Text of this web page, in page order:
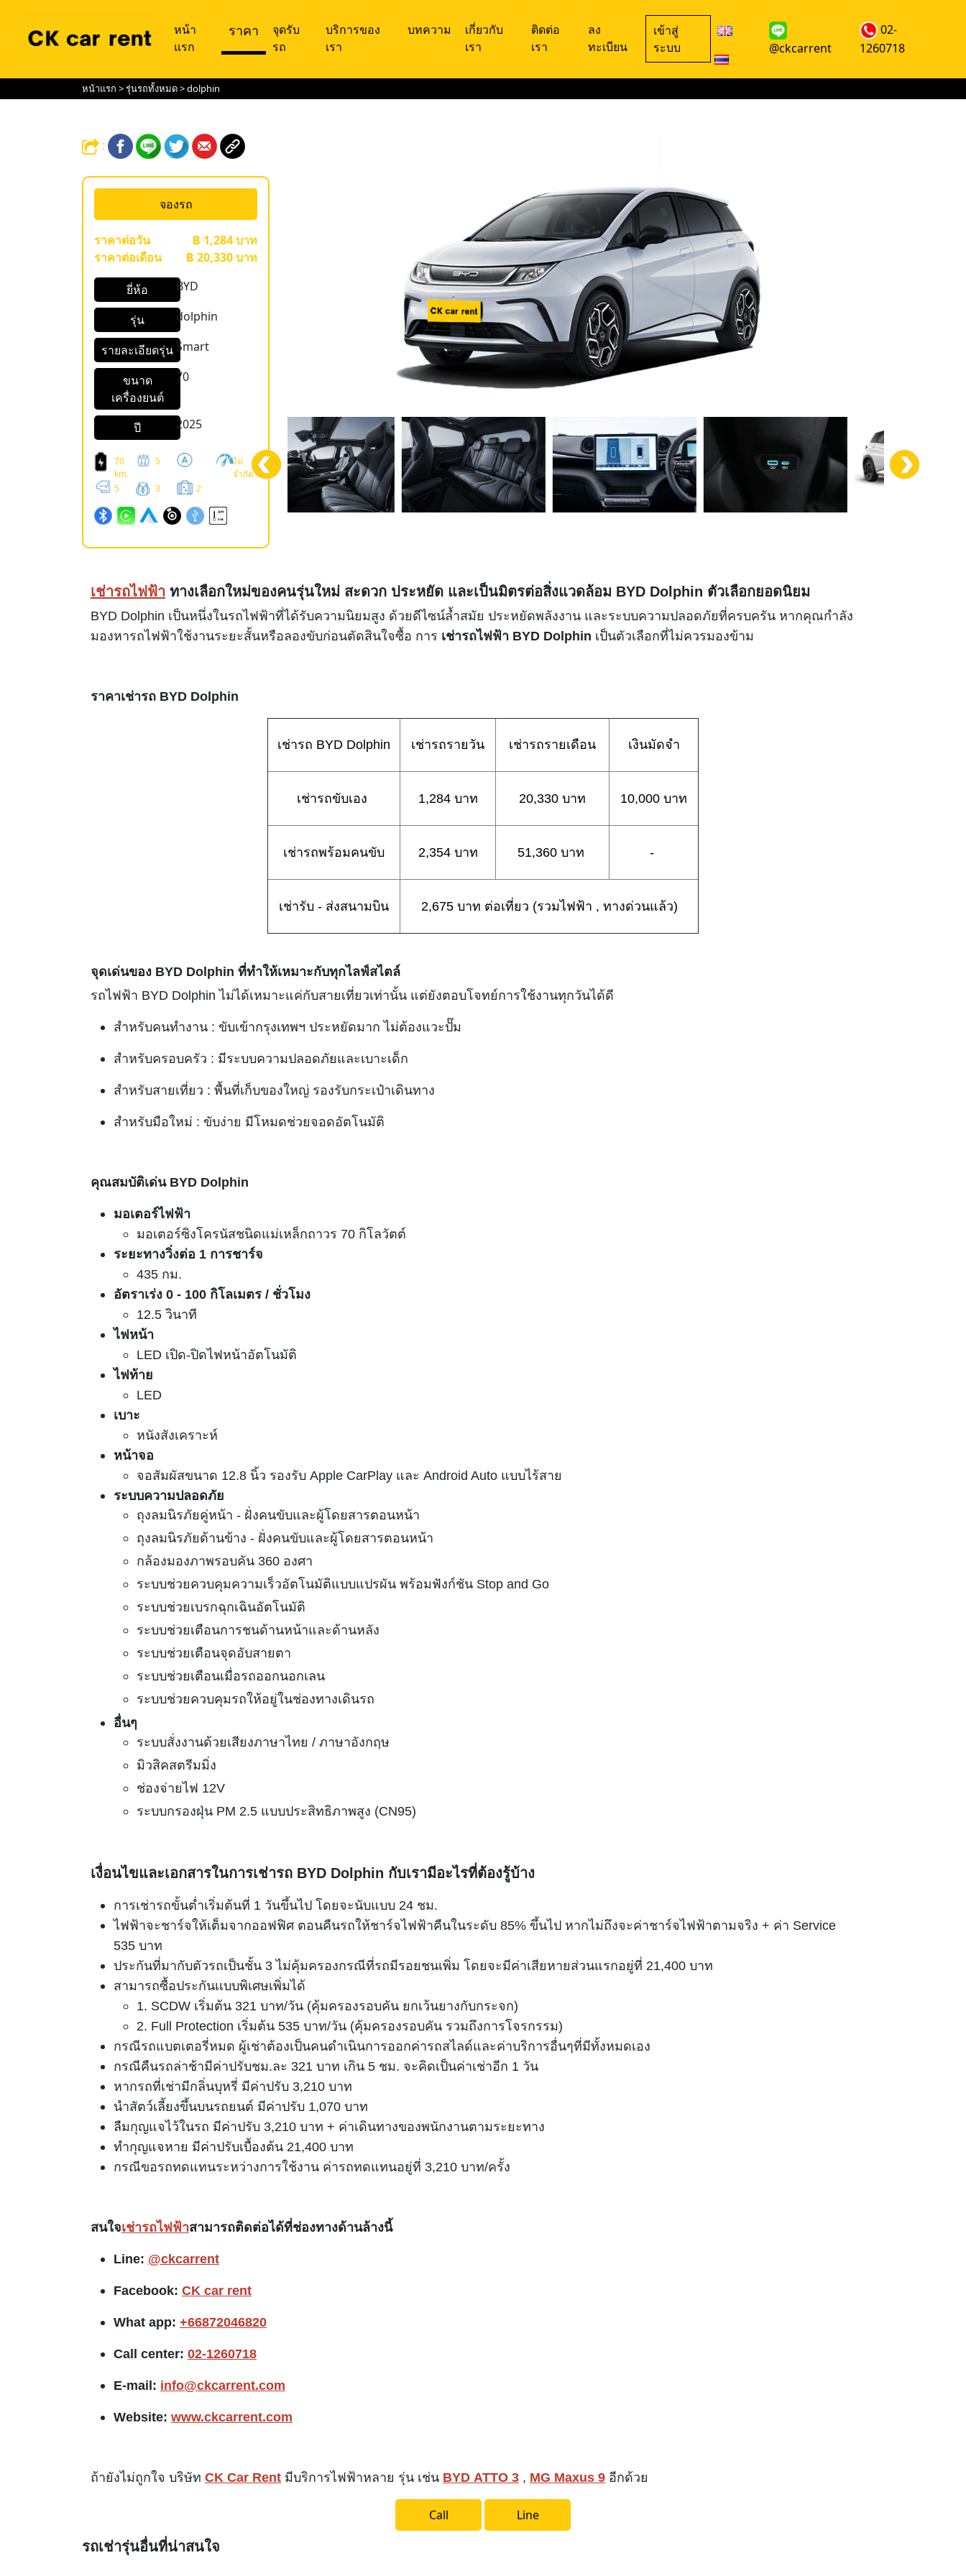
หน้า
แรก
ราคา
จุดรับ
รถ
บริการของ
เรา
บทความ
เกี่ยวกับ
เรา
ติดต่อ
เรา
ลง
ทะเบียน
เข้าสู่
ระบบ
@ckcarrent
02-
1260718
หน้าแรก >รุ่นรถทั้งหมด> dolphin
:
จองรถ
ราคาต่อวัน
฿ 1,284 บาท
ราคาต่อเดือน
฿ 20,330 บาท
ยี่ห้อ BYD
รุ่น dolphin
รายละเอียดรุ่น Smart
ขนาด
เครื่องยนต์
70
ปี 2025
70
km.
5
ไม่
จำกัด
5
3 2
เช่ารถไฟฟ้า ทางเลือกใหม่ของคนรุ่นใหม่ สะดวก ประหยัด และเป็นมิตรต่อสิ่งแวดล้อม BYD Dolphin ตัวเลือกยอดนิยม
BYD Dolphin เป็นหนึ่งในรถไฟฟ้าที่ได้รับความนิยมสูง ด้วยดีไซน์ล้ำสมัย ประหยัดพลังงาน และระบบความปลอดภัยที่ครบครัน หากคุณกำลัง
มองหารถไฟฟ้าใช้งานระยะสั้นหรือลองขับก่อนตัดสินใจซื้อ การ เช่ารถไฟฟ้า BYD Dolphin เป็นตัวเลือกที่ไม่ควรมองข้าม
ราคาเช่ารถ BYD Dolphin
เช่ารถ BYD Dolphin เช่ารถรายวัน เช่ารถรายเดือน เงินมัดจำ
เช่ารถขับเอง 1,284 บาท 20,330 บาท 10,000 บาท
เช่ารถพร้อมคนขับ 2,354 บาท 51,360 บาท -
เช่ารับ - ส่งสนามบิน 2,675 บาท ต่อเที่ยว (รวมไฟฟ้า , ทางด่วนแล้ว)
จุดเด่นของ BYD Dolphin ที่ทำให้เหมาะกับทุกไลฟ์สไตล์
รถไฟฟ้า BYD Dolphin ไม่ได้เหมาะแค่กับสายเที่ยวเท่านั้น แต่ยังตอบโจทย์การใช้งานทุกวันได้ดี
สำหรับคนทำงาน : ขับเข้ากรุงเทพฯ ประหยัดมาก ไม่ต้องแวะปั๊ม
สำหรับครอบครัว : มีระบบความปลอดภัยและเบาะเด็ก
สำหรับสายเที่ยว : พื้นที่เก็บของใหญ่ รองรับกระเป๋าเดินทาง
สำหรับมือใหม่ : ขับง่าย มีโหมดช่วยจอดอัตโนมัติ
คุณสมบัติเด่น BYD Dolphin
มอเตอร์ไฟฟ้า
มอเตอร์ซิงโครนัสชนิดแม่เหล็กถาวร 70 กิโลวัตต์
ระยะทางวิ่งต่อ 1 การชาร์จ
435 กม.
อัตราเร่ง 0 - 100 กิโลเมตร / ชั่วโมง
12.5 วินาที
ไฟหน้า
LED เปิด-ปิดไฟหน้าอัตโนมัติ
ไฟท้าย
LED
เบาะ
หนังสังเคราะห์
หน้าจอ
จอสัมผัสขนาด 12.8 นิ้ว รองรับ Apple CarPlay และ Android Auto แบบไร้สาย
ระบบความปลอดภัย
ถุงลมนิรภัยคู่หน้า - ฝั่งคนขับและผู้โดยสารตอนหน้า
ถุงลมนิรภัยด้านข้าง - ฝั่งคนขับและผู้โดยสารตอนหน้า
กล้องมองภาพรอบคัน 360 องศา
ระบบช่วยควบคุมความเร็วอัตโนมัติแบบแปรผัน พร้อมฟังก์ชัน Stop and Go
ระบบช่วยเบรกฉุกเฉินอัตโนมัติ
ระบบช่วยเตือนการชนด้านหน้าและด้านหลัง
ระบบช่วยเตือนจุดอับสายตา
ระบบช่วยเตือนเมื่อรถออกนอกเลน
ระบบช่วยควบคุมรถให้อยู่ในช่องทางเดินรถ
อื่นๆ
ระบบสั่งงานด้วยเสียงภาษาไทย / ภาษาอังกฤษ
มิวสิคสตรีมมิ่ง
ช่องจ่ายไฟ 12V
ระบบกรองฝุ่น PM 2.5 แบบประสิทธิภาพสูง (CN95)
เงื่อนไขและเอกสารในการเช่ารถ BYD Dolphin กับเรามีอะไรที่ต้องรู้บ้าง
การเช่ารถขั้นต่ำเริ่มต้นที่ 1 วันขึ้นไป โดยจะนับแบบ 24 ชม.
ไฟฟ้าจะชาร์จให้เต็มจากออฟฟิศ ตอนคืนรถให้ชาร์จไฟฟ้าคืนในระดับ 85% ขึ้นไป หากไม่ถึงจะค่าชาร์จไฟฟ้าตามจริง + ค่า Service
535 บาท
ประกันที่มากับตัวรถเป็นชั้น 3 ไม่คุ้มครองกรณีที่รถมีรอยชนเพิ่ม โดยจะมีค่าเสียหายส่วนแรกอยู่ที่ 21,400 บาท
สามารถซื้อประกันเเบบพิเศษเพิ่มได้
1. SCDW เริ่มต้น 321 บาท/วัน (คุ้มครองรอบคัน ยกเว้นยางกับกระจก)
2. Full Protection เริ่มต้น 535 บาท/วัน (คุ้มครองรอบคัน รวมถึงการโจรกรรม)
กรณีรถแบตเตอรี่หมด ผู้เช่าต้องเป็นคนดำเนินการออกค่ารถสไลด์และค่าบริการอื่นๆที่มีทั้งหมดเอง
กรณีคืนรถล่าช้ามีค่าปรับชม.ละ 321 บาท เกิน 5 ชม. จะคิดเป็นค่าเช่าอีก 1 วัน
หากรถที่เช่ามีกลิ่นบุหรี่ มีค่าปรับ 3,210 บาท
นำสัตว์เลี้ยงขึ้นบนรถยนต์ มีค่าปรับ 1,070 บาท
ลืมกุญแจไว้ในรถ มีค่าปรับ 3,210 บาท + ค่าเดินทางของพนักงานตามระยะทาง
ทำกุญแจหาย มีค่าปรับเบื้องต้น 21,400 บาท
กรณีขอรถทดแทนระหว่างการใช้งาน ค่ารถทดแทนอยู่ที่ 3,210 บาท/ครั้ง
สนใจเช่ารถไฟฟ้าสามารถติดต่อได้ที่ช่องทางด้านล้างนี้
Line: @ckcarrent
Facebook: CK car rent
What app: +66872046820
Call center: 02-1260718
E-mail: info@ckcarrent.com
Website: www.ckcarrent.com
ถ้ายังไม่ถูกใจ บริษัท CK Car Rent มีบริการไฟฟ้าหลาย รุ่น เช่น BYD ATTO 3 , MG Maxus 9 อีกด้วย
Call Line
รถเช่ารุ่นอื่นที่น่าสนใจ